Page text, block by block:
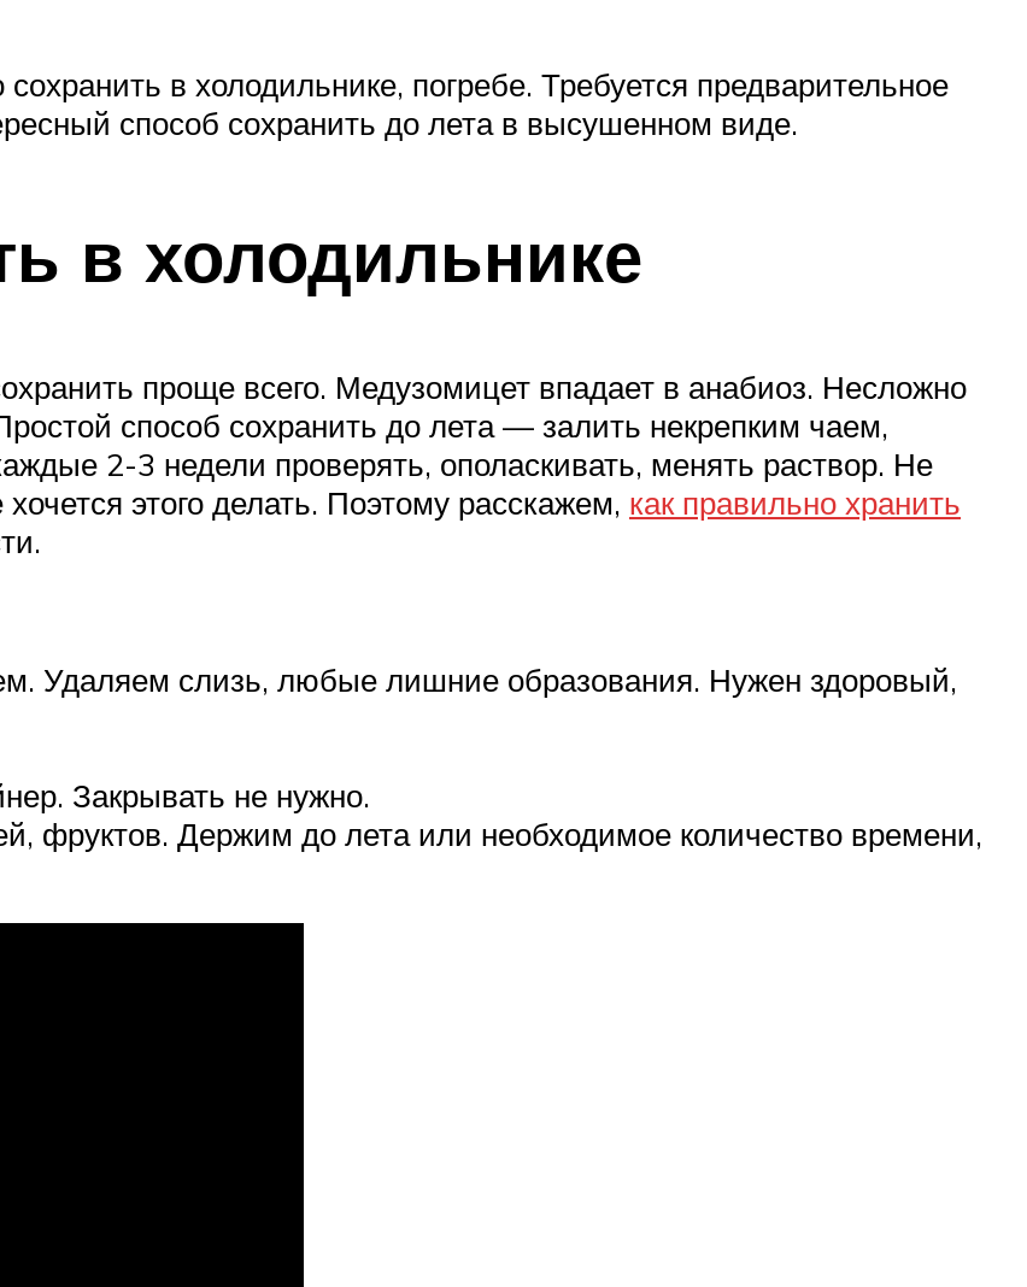
в холодильнике, погребе. Требуется предварительное
способ сохранить до лета в высушенном виде.
в холодильнике
проще всего. Медузомицет впадает в анабиоз. Несложно
способ сохранить до лета — залить некрепким чаем,
2-3 недели проверять, ополаскивать, менять раствор. Не
этого делать. Поэтому расскажем, как правильно хранить
Удаляем слизь, любые лишние образования. Нужен здоровый,
Закрывать не нужно.
фруктов. Держим до лета или необходимое количество времени,